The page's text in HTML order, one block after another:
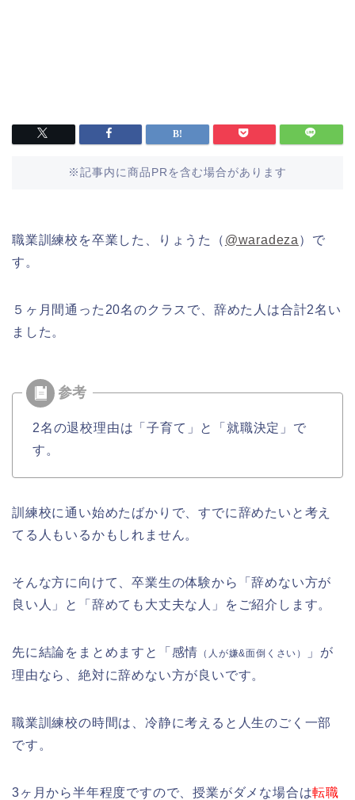
※記事内に商品PRを含む場合があります
職業訓練校を卒業した、りょうた（ @waradeza ）で
す。
５ヶ月間通った20名のクラスで、辞めた人は合計2名い
ました。
2名の退校理由は「子育て」と「就職決定」で
す。
訓練校に通い始めたばかりで、すでに辞めたいと考え
てる人もいるかもしれません。
そんな方に向けて、卒業生の体験から「辞めない方が
良い人」と「辞めても大丈夫な人」をご紹介します。
先に結論をまとめますと「感情 （人が嫌&面倒くさい）
」が
理由なら、絶対に辞めない方が良いです。
職業訓練校の時間は、冷静に考えると人生のごく一部
です。
3ヶ月から半年程度ですので、授業がダメな場合は転職